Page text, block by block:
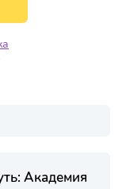
Академия